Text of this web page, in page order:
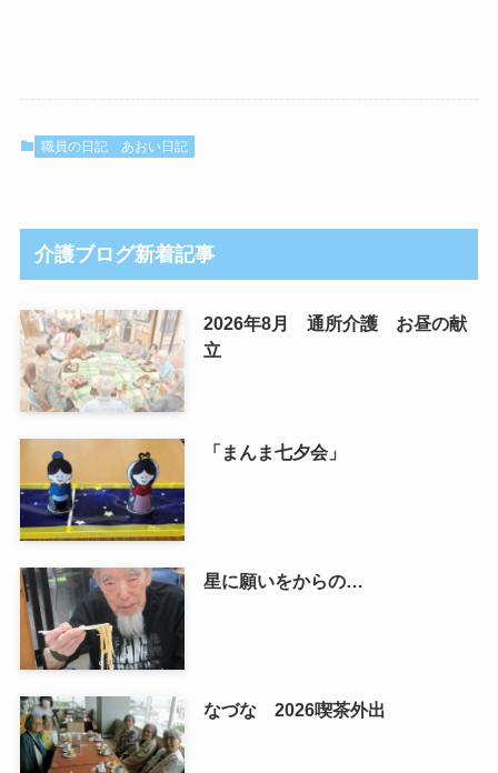
職員の日記 あおい日記
介護ブログ新着記事
2026年8月 通所介護 お昼の献
立
「まんま七夕会」
星に願いをからの…
なづな 2026喫茶外出